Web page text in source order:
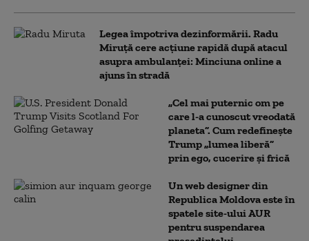
Legea împotriva dezinformării. Radu
Miruță cere acțiune rapidă după atacul
asupra ambulanței: Minciuna online a
ajuns în stradă
„Cel mai puternic om pe
care l-a cunoscut vreodată
planeta”. Cum redefinește
Trump „lumea liberă”
prin ego, cucerire și frică
Un web designer din
Republica Moldova este în
spatele site-ului AUR
pentru suspendarea